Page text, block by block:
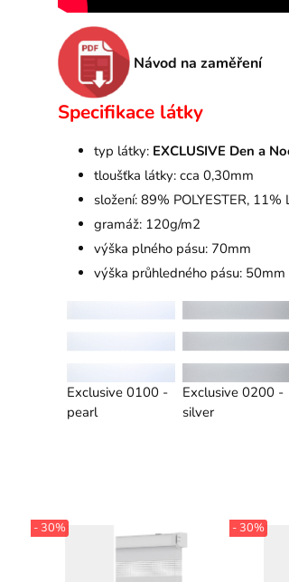
Návod na zaměření
Specifikace látky
typ látky: EXCLUSIVE Den a
tloušťka látky: cca 0,30mm
složení: 89% POLYESTER, 11%
gramáž: 120g/m2
výška plného pásu: 70mm
výška průhledného pásu: 50mm
Exclusive 0100 -
pearl
Exclusive 0200 -
silver
- 30% - 30%